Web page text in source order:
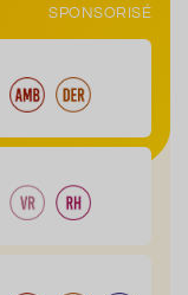
SPONSORISÉ